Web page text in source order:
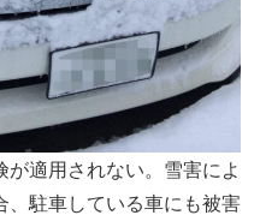
適用されない。雪害によ
、駐車している車にも被害